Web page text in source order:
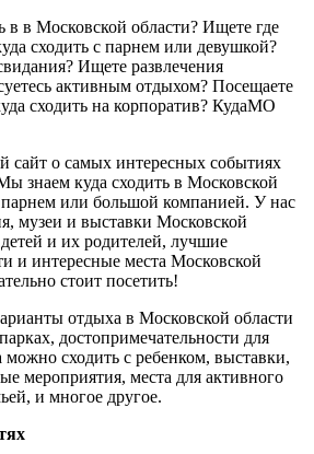
в в Московской области? Ищете где
сходить с парнем или девушкой?
Ищете развлечения
активным отдыхом? Посещаете
сходить на корпоратив? КудаМО
о самых интересных событиях
знаем куда сходить в Московской
парнем или большой компанией. У нас
музеи и выставки Московской
и их родителей, лучшие
и интересные места Московской
стоит посетить!
отдыха в Московской области
достопримечательности для
можно сходить с ребенком, выставки,
мероприятия, места для активного
и многое другое.